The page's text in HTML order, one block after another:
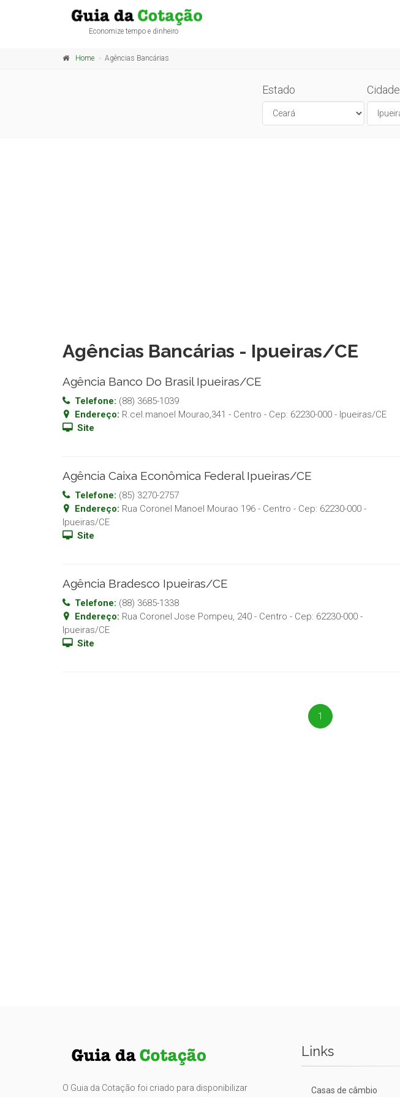
Economize tempo e dinheiro
Home Agências Bancárias
Estado Cidade
Agências Bancárias - Ipueiras/CE
Agência Banco Do Brasil Ipueiras/CE
Telefone: (88) 3685-1039
Endereço: R.cel.manoel Mourao,341 - Centro - Cep: 62230-000 - Ipueiras/CE
Site
Agência Caixa Econômica Federal Ipueiras/CE
Telefone: (85) 3270-2757
Endereço: Rua Coronel Manoel Mourao 196 - Centro - Cep: 62230-000 -
Ipueiras/CE
Site
Agência Bradesco Ipueiras/CE
Telefone: (88) 3685-1338
Endereço: Rua Coronel Jose Pompeu, 240 - Centro - Cep: 62230-000 -
Ipueiras/CE
Site
1
O Guia da Cotação foi criado para disponibilizar
Links
Casas de câmbio